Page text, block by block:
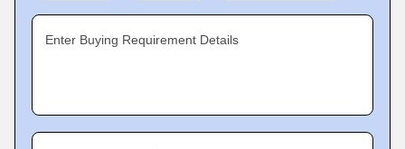
Key Facts of Raj Biosis Private Limited :
Enter Buying Requirement Details